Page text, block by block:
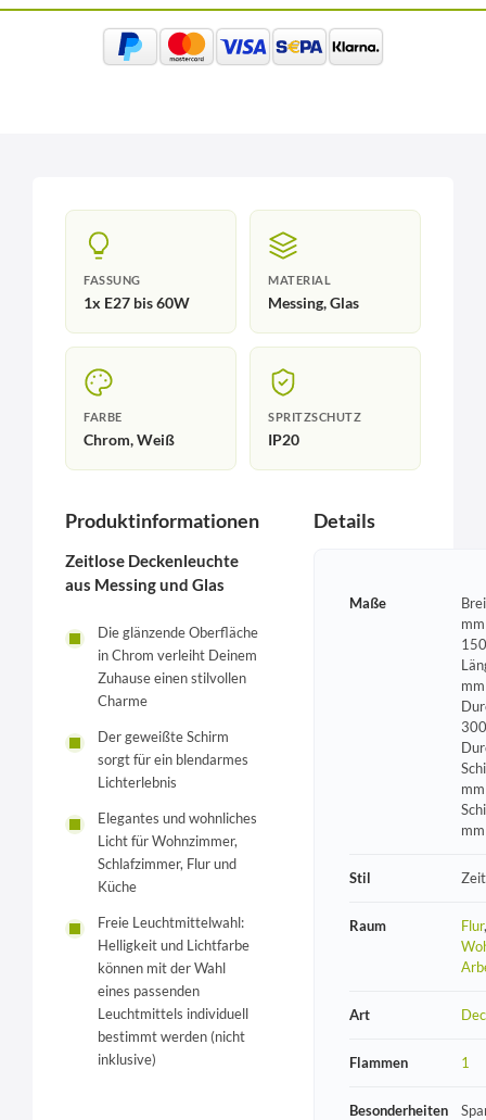
FASSUNG
1x E27 bis 60W
MATERIAL
Messing, Glas
FARBE
Chrom, Weiß
SPRITZSCHUTZ
IP20
Produktinformationen
Zeitlose Deckenleuchte
aus Messing und Glas
Die glänzende Oberfläche
in Chrom verleiht Deinem
Zuhause einen stilvollen
Charme
Der geweißte Schirm
sorgt für ein blendarmes
Lichterlebnis
Elegantes und wohnliches
Licht für Wohnzimmer,
Schlafzimmer, Flur und
Küche
Freie Leuchtmittelwahl:
Helligkeit und Lichtfarbe
können mit der Wahl
eines passenden
Leuchtmittels individuell
bestimmt werden (nicht
inklusive)
Details
Maße
mm
Stil
Raum Flur
Art
Flammen 1
Besonderheiten